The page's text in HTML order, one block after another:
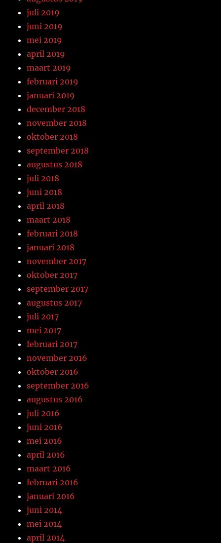
juli 2019
juni 2019
mei 2019
april 2019
maart 2019
februari 2019
januari 2019
december 2018
november 2018
oktober 2018
september 2018
augustus 2018
juli 2018
juni 2018
april 2018
maart 2018
februari 2018
januari 2018
november 2017
oktober 2017
september 2017
augustus 2017
juli 2017
mei 2017
februari 2017
november 2016
oktober 2016
september 2016
augustus 2016
juli 2016
juni 2016
mei 2016
april 2016
maart 2016
februari 2016
januari 2016
juni 2014
mei 2014
april 2014